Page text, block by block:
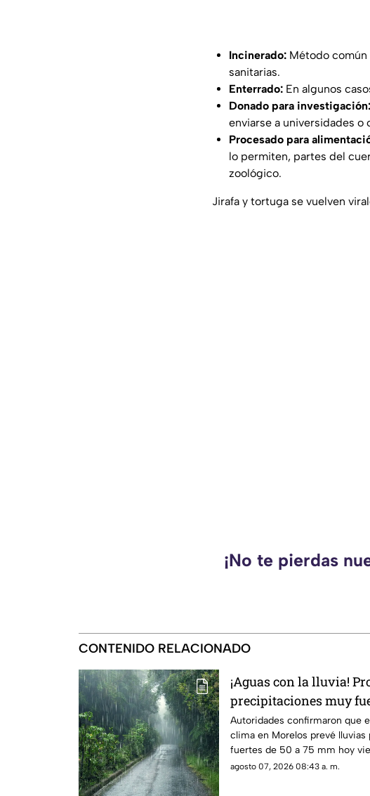
Incinerado: Método
sanitarias.
Enterrado: En algunos
Donado para investigación:
enviarse a universidades
Procesado para
lo permiten, partes del
zoológico.
Jirafa y tortuga se vuelven
¡No te pierdas
CONTENIDO RELACIONADO
¡Aguas con la lluvia!
precipitaciones muy
HOY; Lista de
afectados
Autoridades confirmaron que
clima en Morelos prevé lluvias
fuertes de 50 a 75 mm hoy
2026.
agosto 07, 2026 08:43 a. m.